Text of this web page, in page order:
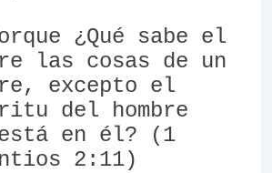
¿Qué sabe el
las cosas de un
excepto el
del hombre
en él? (1
2:11)